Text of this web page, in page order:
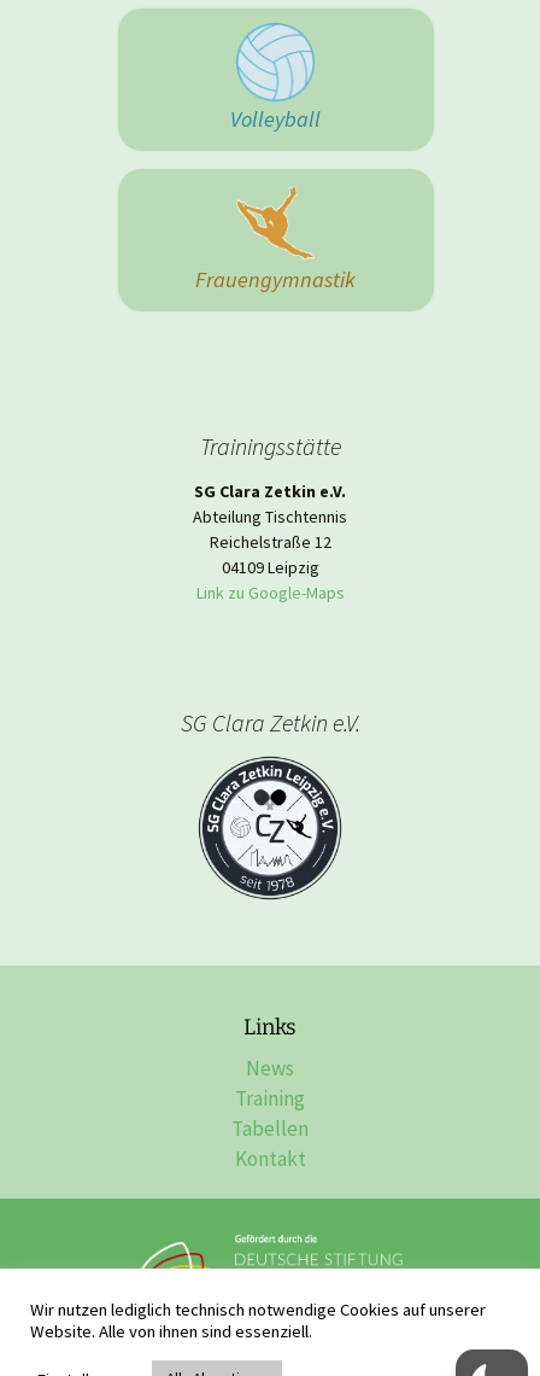
Volleyball
Frauengymnastik
Trainingsstätte
SG Clara Zetkin e.V.
Abteilung Tischtennis
Reichelstraße 12
04109 Leipzig
Link zu Google-Maps
SG Clara Zetkin e.V.
Links
News
Training
Tabellen
Kontakt
Impressum, Datenschutz & Disclaimer
Wir nutzen lediglich technisch notwendige Cookies auf unserer
Website. Alle von ihnen sind essenziell.